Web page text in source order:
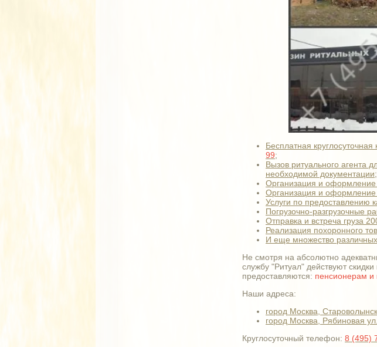
Бесплатная
99;
Вызов ритуального агента
необходимой документации;
Организация и оформление
Организация и
Услуги по предоставлению
Погрузочно-разгрузочные
Отправка и встреча груза
Реализация похоронного
И еще множество различных
Не смотря на абсолютно
службу "Ритуал" действуют
предоставляются: пенсионерам и
Наши адреса:
город Москва,
город Москва, Рябиновая
Круглосуточный телефон: 8 (495)